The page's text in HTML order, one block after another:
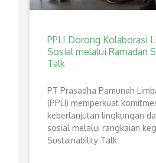
PPLI Dorong Kolaborasi
Sosial melalui Ramadan
Talk
PT Prasadha Pamunah
(PPLI) memperkuat
keberlanjutan lingkungan
sosial melalui rangkaian
Sustainability Talk